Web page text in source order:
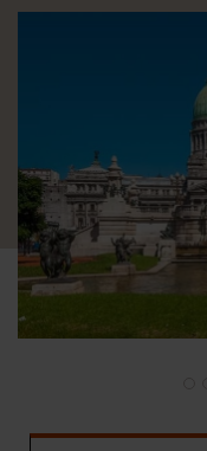
animaux vous
exclusif Makila